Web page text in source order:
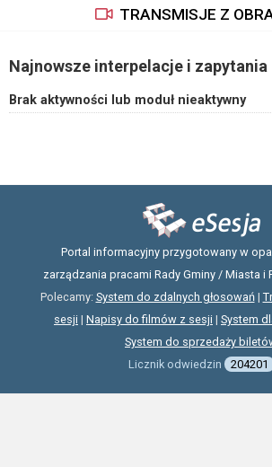
TRANSMISJE Z
Najnowsze interpelacje i zapytania
Brak aktywności lub moduł nieaktywny
Portal informacyjny przygotowany w
zarządzania pracami Rady Gminy / Miasta i
Polecamy: System do zdalnych głosowań|
sesji | Napisy do filmów z sesji | System
System do sprzedaży
Licznik odwiedzin
204201